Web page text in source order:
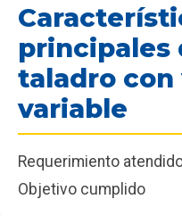
principales
taladro con
variable
Requerimiento
Objetivo cumplido